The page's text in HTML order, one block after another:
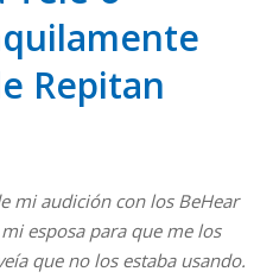
Repitan
mi audición con los BeHear
esposa para que me los
que no los estaba usando.